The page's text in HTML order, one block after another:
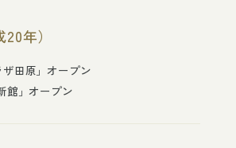
年）
ザ田原」オープン
館」オープン